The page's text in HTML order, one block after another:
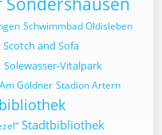
Schwimmbad Oldisleben
Scotch and Sofa
Solewasser-Vitalpark
Göldner Stadion Artern
Stadtbibliothek